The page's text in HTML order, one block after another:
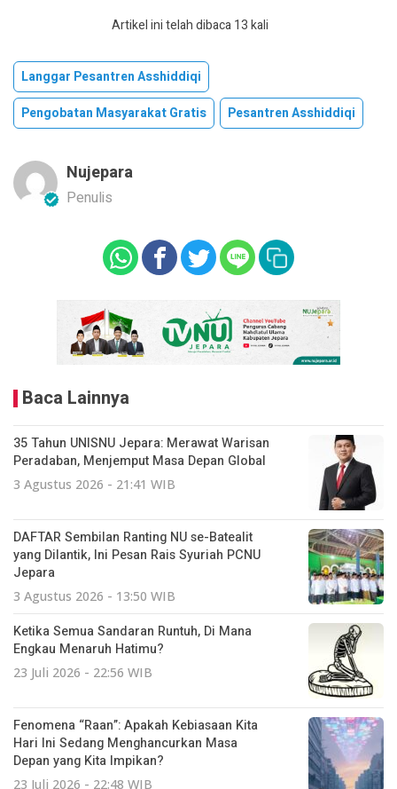
Artikel ini telah dibaca 13 kali
Langgar Pesantren Asshiddiqi
Pengobatan Masyarakat Gratis
Pesantren Asshiddiqi
Nujepara
Penulis
Baca Lainnya
35 Tahun UNISNU Jepara: Merawat Warisan
Peradaban, Menjemput Masa Depan Global
3 Agustus 2026 - 21:41 WIB
DAFTAR Sembilan Ranting NU se-Batealit
yang Dilantik, Ini Pesan Rais Syuriah PCNU
Jepara
3 Agustus 2026 - 13:50 WIB
Ketika Semua Sandaran Runtuh, Di Mana
Engkau Menaruh Hatimu?
23 Juli 2026 - 22:56 WIB
Fenomena “Raan”: Apakah Kebiasaan Kita
Hari Ini Sedang Menghancurkan Masa
Depan yang Kita Impikan?
23 Juli 2026 - 22:48 WIB